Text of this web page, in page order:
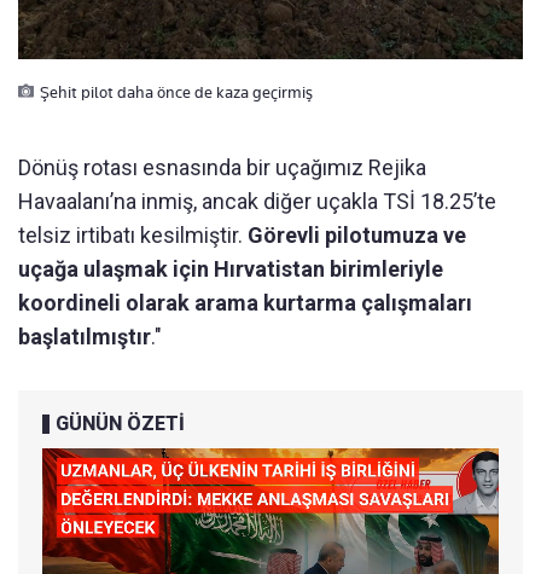
Şehit pilot daha önce de kaza geçirmiş
Dönüş rotası esnasında bir uçağımız Rejika
Havaalanı’na inmiş, ancak diğer uçakla TSİ 18.25’te
telsiz irtibatı kesilmiştir. Görevli pilotumuza ve
uçağa ulaşmak için Hırvatistan birimleriyle
koordineli olarak arama kurtarma çalışmaları
başlatılmıştır."
GÜNÜN ÖZETİ